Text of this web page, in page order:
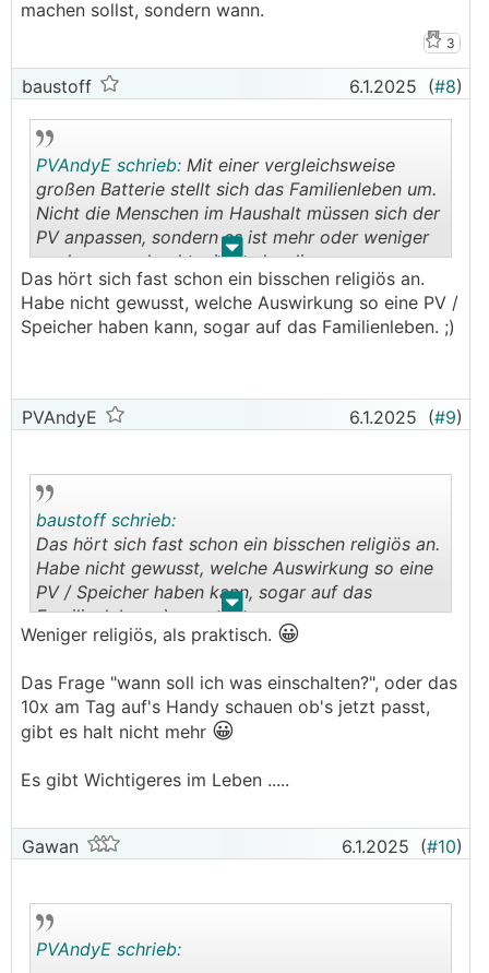
machen sollst, sondern wann.
3
baustoff 6.1.2025 (#8)
. .
PVAndyE schrieb: Mit einer vergleichsweise
großen Batterie stellt sich das Familienleben um.
Nicht die Menschen im Haushalt müssen sich der
PV anpassen, sondern es ist mehr oder weniger
egal wann gekocht wird, oder die
Waschmaschine läuft.
Das hört sich fast schon ein bisschen religiös an.
Habe nicht gewusst, welche Auswirkung so eine PV /
Speicher haben kann, sogar auf das Familienleben. ;)
PVAndyE 6.1.2025 (#9)
. .
baustoff schrieb:
Das hört sich fast schon ein bisschen religiös an.
Habe nicht gewusst, welche Auswirkung so eine
PV / Speicher haben kann, sogar auf das
Familienleben. ;)
Weniger religiös, als praktisch. 😀
Das Frage "wann soll ich was einschalten?", oder das
10x am Tag auf's Handy schauen ob's jetzt passt,
gibt es halt nicht mehr 😀
Es gibt Wichtigeres im Leben .....
Gawan 6.1.2025 (#10)
PVAndyE schrieb: